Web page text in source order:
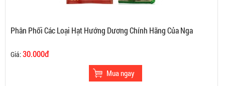
Phân Phối Các Loại Hạt Hướng Dương Chính Hãng Của Nga
Giá:30.000đ